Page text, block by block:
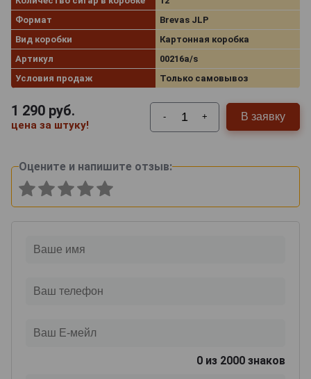
Формат
Brevas JLP
Вид коробки
Картонная коробка
Артикул
00216a/s
Условия продаж
Только самовывоз
1 290 руб.
цена за штуку!
- + В заявку
Оцените и напишите отзыв:
0 из 2000 знаков